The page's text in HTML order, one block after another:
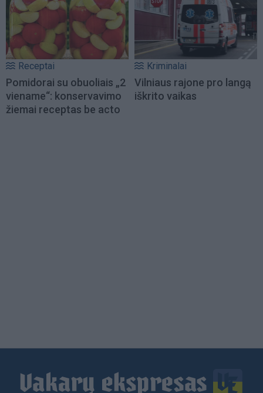
Receptai
Pomidorai su obuoliais „2
viename“: konservavimo
žiemai receptas be acto
Kriminalai
Vilniaus rajone pro langą
iškrito vaikas